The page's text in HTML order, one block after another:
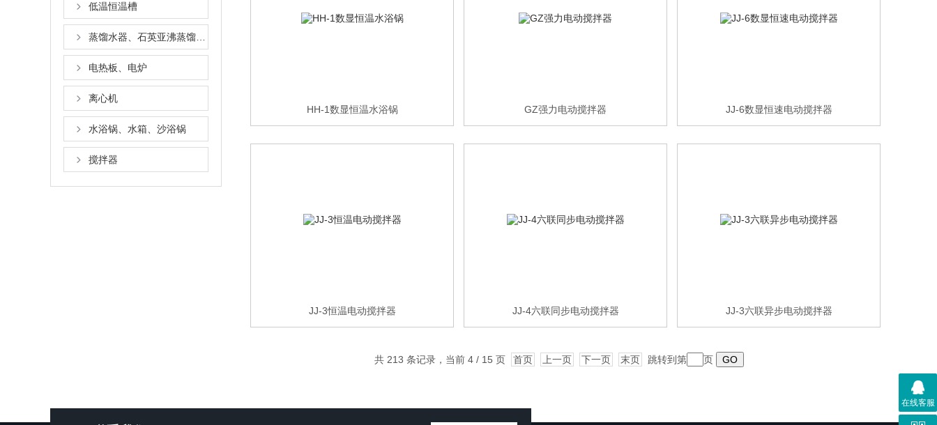
HH-1数显恒温水浴锅 GZ强力电动搅拌器 JJ-6数显恒速电动搅拌器
JJ-3恒温电动搅拌器 JJ-4六联同步电动搅拌器 JJ-3六联异步电动搅拌器
共 213 条记录，当前 4 / 15 页 首页 上一页 下一页 末页 跳转到第 页
低温恒温槽
电热板、电炉
离心机
水浴锅、水箱、沙浴锅
搅拌器
在线客服